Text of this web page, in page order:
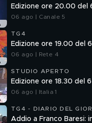
Edizione ore 20.00 del
06 ago | Canale 5
TG4
Edizione ore 19.00 del
06 ago | Rete 4
STUDIO APERTO
Edizione ore 18.30 del
06 ago | Italia 1
TG4 - DIARIO DEL
Addio a Franco Baresi: